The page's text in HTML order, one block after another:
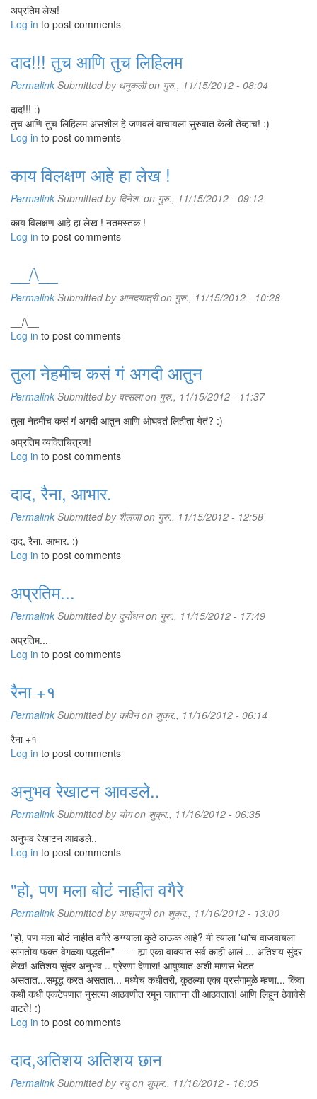
अप्रतिम लेख!
Log in to post comments
दाद!!! तुच आणि तुच लिहिलम
Permalink Submitted by धनुकलीon गुरु., 11/15/2012 - 08:04
दाद!!! :)
तुच आणि तुच लिहिलम असशील हे जणवलं वाचायला सुरुवात केली तेव्हाच! :)
Log in to post comments
काय विलक्षण आहे हा लेख !
Permalink Submitted by दिनेश. on गुरु., 11/15/2012 - 09:12
काय विलक्षण आहे हा लेख ! नतमस्तक !
Log in to post comments
__/\__
Permalink Submitted by आनंदयात्रीon गुरु., 11/15/2012 - 10:28
__/\__
Log in to post comments
तुला नेहमीच कसं गं अगदी आतुन
Permalink Submitted by वत्सलाon गुरु., 11/15/2012 - 11:37
तुला नेहमीच कसं गं अगदी आतुन आणि ओघवतं लिहीता येतं? :)
अप्रतिम व्यक्तिचित्रण!
Log in to post comments
दाद, रैना, आभार.
Permalink Submitted by शैलजाon गुरु., 11/15/2012 - 12:58
दाद, रैना, आभार. :)
Log in to post comments
अप्रतिम...
Permalink Submitted by दुर्योधनon गुरु., 11/15/2012 - 17:49
अप्रतिम...
Log in to post comments
रैना +१
Permalink Submitted by कविनon शुक्र., 11/16/2012 - 06:14
रैना +१
Log in to post comments
अनुभव रेखाटन आवडले..
Permalink Submitted by योगon शुक्र., 11/16/2012 - 06:35
अनुभव रेखाटन आवडले..
Log in to post comments
"हो, पण मला बोटं नाहीत वगैरे
Permalink Submitted by आशयगुणेon शुक्र., 11/16/2012 - 13:00
"हो, पण मला बोटं नाहीत वगैरे डग्ग्याला कुठे ठाऊक आहे? मी त्याला 'धा'च वाजवायला
सांगतोय फक्त वेगळ्या पद्धतीनं" ----- ह्या एका वाक्यात सर्व काही आलं ... अतिशय सुंदर
लेख! अतिशय सुंदर अनुभव .. प्रेरणा देणारा! आयुष्यात अशी माणसं भेटत
असतात...समृद्ध करत असतात... मध्येच कधीतरी, कुठल्या एका प्रसंगामुळे म्हणा... किंवा
कधी कधी एकटेपणात नुसत्या आठवणीत रमून जाताना ती आठवतात! आणि लिहून ठेवावेसे
वाटते! :)
Log in to post comments
दाद,अतिशय अतिशय छान
Permalink Submitted by रचुon शुक्र., 11/16/2012 - 16:05